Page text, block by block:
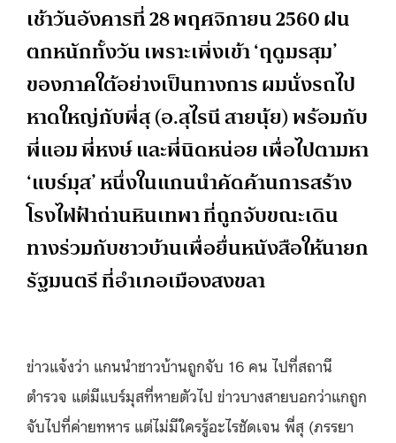
เช้าวันอังคารที่ 28 พฤศจิกายน 2560 ฝน
ตกหนักทั้งวัน เพราะเพิ่งเข้า ‘ฤดูมรสุม’
ของภาคใต้อย่างเป็นทางการ ผมนั่งรถไป
หาดใหญ่กับพี่สุ (อ.สุไรนี สายนุ้ย) พร้อมกับ
พี่แอม พี่หงษ์ และพี่นิดหน่อย เพื่อไปตามหา
‘แบร์มุส’ หนึ่งในแกนนำคัดค้านการสร้าง
โรงไฟฟ้าถ่านหินเทพา ที่ถูกจับขณะเดิน
ทางร่วมกับชาวบ้านเพื่อยื่นหนังสือให้นายก
รัฐมนตรี ที่อำเภอเมืองสงขลา
ข่าวแจ้งว่า แกนนำชาวบ้านถูกจับ 16 คน ไปที่สถานี
ตำรวจ แต่มีแบร์มุสที่หายตัวไป ข่าวบางสายบอกว่าแกถูก
จับไปที่ค่ายทหาร แต่ไม่มีใครรู้อะไรชัดเจน พี่สุ (ภรรยา